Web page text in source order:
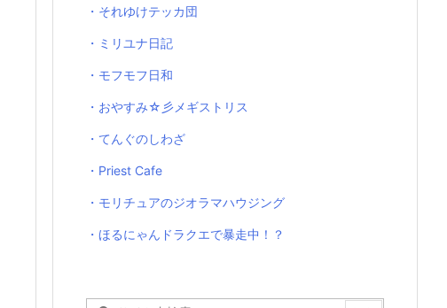
・それゆけテッカ団
・ミリユナ日記
・モフモフ日和
・おやすみ☆彡メギストリス
・てんぐのしわざ
・Priest Cafe
・モリチュアのジオラマハウジング
・ほるにゃんドラクエで暴走中！？